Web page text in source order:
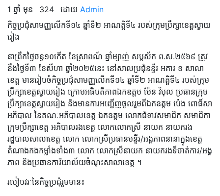
1 ឆ្នាំ មុន 324 ដោយ Admin
កិច្ចប្រជុំសាមញ្ញលើកទី១៤ ឆ្នាំទី២ អាណត្តិទី៤ របស់ក្រុមប្រឹក្សាខេត្តស្វាយ
រៀង
នាព្រឹកថ្ងៃចន្ទ១០កើត ខែស្រាពណ៍ ឆ្នាំម្សាញ់ សប្តស័ក ព.ស.២៥៦៩ ត្រូវ
នឹងថ្ងៃទី៣ ខែសីហា ឆ្នាំ២០២៥នេះ នៅសាលប្រជុំនន្ទីរ អគារ ខ សាលា
ខេត្ត មានរៀបចំកិច្ចប្រជុំសាមញ្ញលើកទី១៤ ឆ្នាំទី២ អាណត្តិទី៤ របស់ក្រុម
ប្រឹក្សាខេត្តស្វាយរៀង ក្រោមអធិបតីភាពឯកឧត្តម ម៉ែន វិបុល ប្រធានក្រុម
ប្រឹក្សាខេត្តស្វាយរៀង និងមានការអញ្ជើញចូលរួមពីឯកឧត្តម ប៉េង ពោធិ៍សា
អភិបាល នៃគណៈអភិបាលខេត្ត ឯកឧត្ដម លោកជំទាវសមាជិក សមាជិកា
ក្រុមប្រឹក្សាខេត្ត អភិបាលរងខេត្ត លោកលោកស្រី នាយក នាយករង
រដ្ឋបាលសាលាខេត្ត លោក លោកស្រីប្រធានមន្ទីរ/អង្គភាពនានាក្នុងខេត្ត
តំណាងកងកម្លាំងទាំង៣ លោក លោកស្រីនាយក នាយករងទីចាត់ការ/អង្គ
ភាព និងប្រធានការិយាល័យចំណុះសាលាខេត្ត ។
របៀបវរៈនៃកិច្ចប្រជុំរួមមាន៖